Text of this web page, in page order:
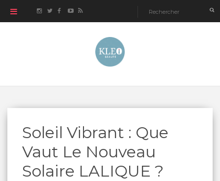
Soleil Vibrant : Que
Vaut Le Nouveau
Solaire LALIQUE ?